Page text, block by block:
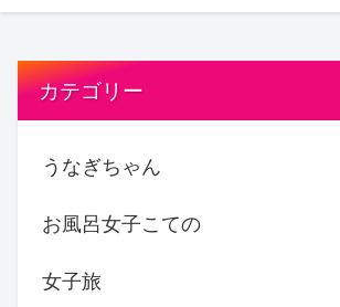
カテゴリー
うなぎちゃん
お風呂女子こての
女子旅